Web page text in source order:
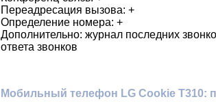
Переадресация вызова: +
Определение номера: +
Дополнительно: журнал последних
ответа звонков
Мобильный телефон LG Cookie T310: